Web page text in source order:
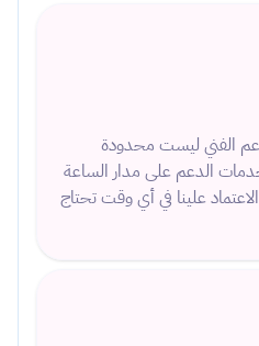
الفني ليست محدودة
الدعم على مدار الساعة
علينا في أي وقت تحتاج